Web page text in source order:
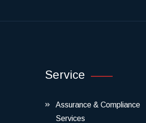
Service
Assurance & Compliance
Services